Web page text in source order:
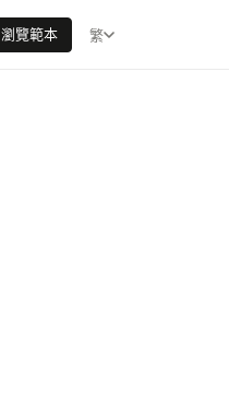
瀏覽範本 繁